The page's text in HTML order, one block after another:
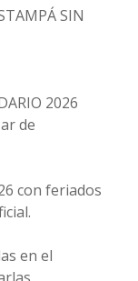
SIN
2026
de
con feriados
en el